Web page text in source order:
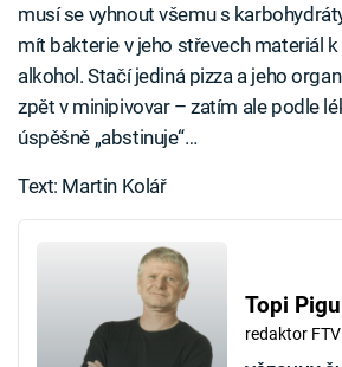
musí se vyhnout všemu s
mít bakterie v jeho střevech materiál
alkohol. Stačí jediná pizza a jeho
zpět v minipivovar – zatím ale podle
úspěšně „abstinuje“…
Text: Martin Kolář
Topi
redaktor